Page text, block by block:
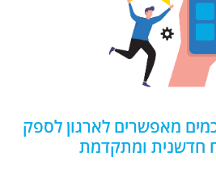
מאפשרים לארגון לספק
חדשנית ומתקדמת